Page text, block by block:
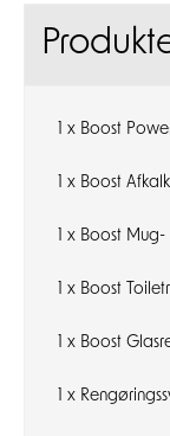
1 x Boost
1 x Boost
1 x Boost Mug-
1 x Boost
1 x Boost
1 x